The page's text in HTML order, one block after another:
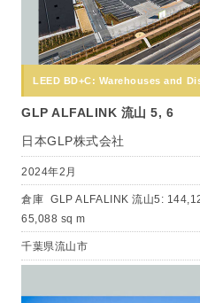
LEED BD+C: Warehouses and
GLP ALFALINK 流山 5, 6
日本GLP株式会社
2024年2月
倉庫 GLP ALFALINK 流山5:
65,088 sq m
千葉県流山市